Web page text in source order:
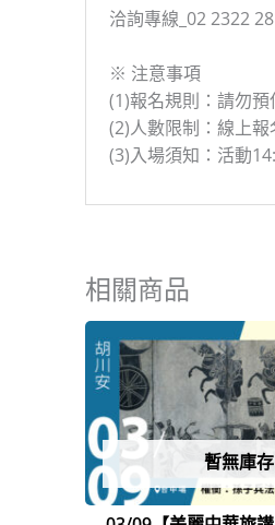
洽詢專線_02 2322
※ 注意事項
(1)報名規則：請勿
(2)人數限制：線上
(3)入場須知：活動
相關商品
暫無庫存